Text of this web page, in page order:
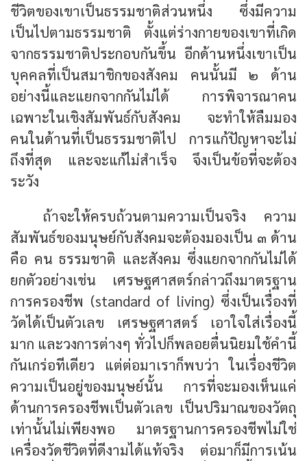
ชีวิตของเขาเป็นธรรมชาติส่วนหนึ่ง ซึ่งมีความ
เป็นไปตามธรรมชาติ ตั้งแต่ร่างกายของเขาที่เกิด
จากธรรมชาติประกอบกันขึ้น อีกด้านหนึ่งเขาเป็น
บุคคลที่เป็นสมาชิกของสังคม คนนั้นมี ๒ ด้าน
อย่างนี้และแยกจากกันไม่ได้ การพิจารณาคน
เฉพาะในเชิงสัมพันธ์กับสังคม จะทำให้ลืมมอง
คนในด้านที่เป็นธรรมชาติไป การแก้ปัญหาจะไม่
ถึงที่สุด และจะแก้ไม่สำเร็จ จึงเป็นข้อที่จะต้อง
ระวัง
ถ้าจะให้ครบถ้วนตามความเป็นจริง ความ
สัมพันธ์ของมนุษย์กับสังคมจะต้องมองเป็น ๓ ด้าน
คือ คน ธรรมชาติ และสังคม ซึ่งแยกจากกันไม่ได้
ยกตัวอย่างเช่น เศรษฐศาสตร์กล่าวถึงมาตรฐาน
การครองชีพ (standard of living) ซึ่งเป็นเรื่องที่
วัดได้เป็นตัวเลข เศรษฐศาสตร์ เอาใจใส่เรื่องนี้
มาก และวงการต่างๆ ทั่วไปก็พลอยตื่นนิยมใช้คำนี้
กันเกร่อทีเดียว แต่ต่อมาเราก็พบว่า ในเรื่องชีวิต
ความเป็นอยู่ของมนุษย์นั้น การที่จะมองเห็นแค่
ด้านการครองชีพเป็นตัวเลข เป็นปริมาณของวัตถุ
เท่านั้นไม่เพียงพอ มาตรฐานการครองชีพไม่ใช่
เครื่องวัดชีวิตที่ดีงามได้แท้จริง ต่อมาก็มีการเน้น